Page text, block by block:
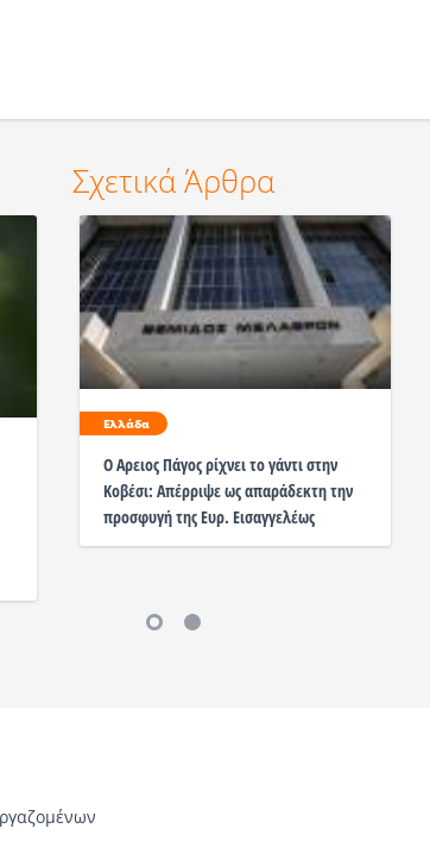
Σχετικά Άρθρα
Ελλάδα
Ο Αρειος Πάγος ρίχνει το γάντι στην
Κοβέσι: Απέρριψε ως απαράδεκτη την
προσφυγή της Ευρ. Εισαγγελέως